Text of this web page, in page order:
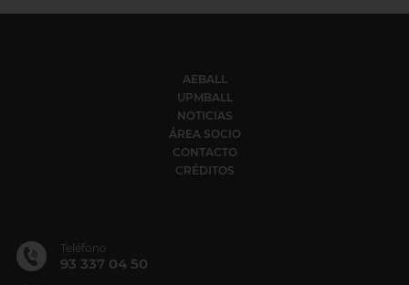
AEBALL
UPMBALL
NOTICIAS
ÁREA SOCIO
CONTACTO
CRÉDITOS
Teléfono
93 337 04 50